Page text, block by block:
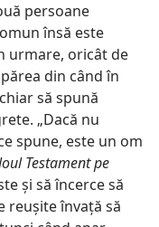
persoane
însă este
urmare, oricât de
din când în
să spună
„Dacă nu
spune, este un om
Testament pe
şi să încerce să
reuşite învaţă să